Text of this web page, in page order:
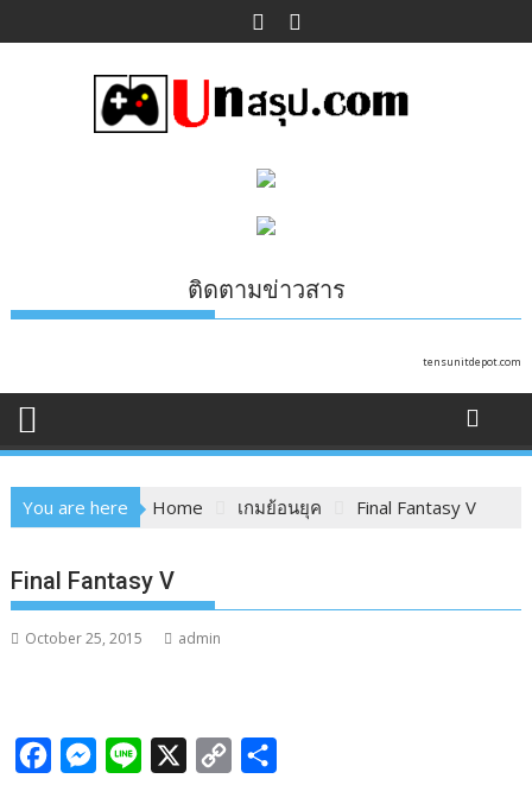
to
ติดตามข่าวสาร
tensunitdepot.com
You are here Home เกมย้อนยุค Final Fantasy V
Final Fantasy V
October 25, 2015 admin
M